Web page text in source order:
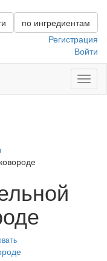
по ингредиентам
Регистрация
Войти